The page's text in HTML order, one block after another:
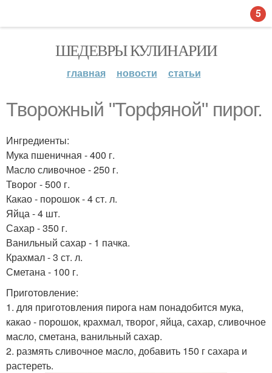
ШЕДЕВРЫ КУЛИНАРИИ
главная новости статьи
Творожный "Торфяной" пирог.
Ингредиенты:
Мука пшеничная - 400 г.
Масло сливочное - 250 г.
Творог - 500 г.
Какао - порошок - 4 ст. л.
Яйца - 4 шт.
Сахар - 350 г.
Ванильный сахар - 1 пачка.
Крахмал - 3 ст. л.
Сметана - 100 г.
Приготовление:
1. для приготовления пирога нам понадобится мука,
какао - порошок, крахмал, творог, яйца, сахар, сливочное
масло, сметана, ванильный сахар.
2. размять сливочное масло, добавить 150 г сахара и
растереть.
5